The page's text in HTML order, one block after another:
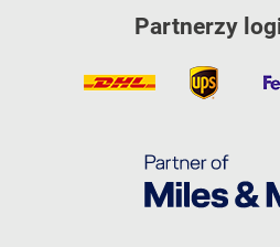
Partnerzy